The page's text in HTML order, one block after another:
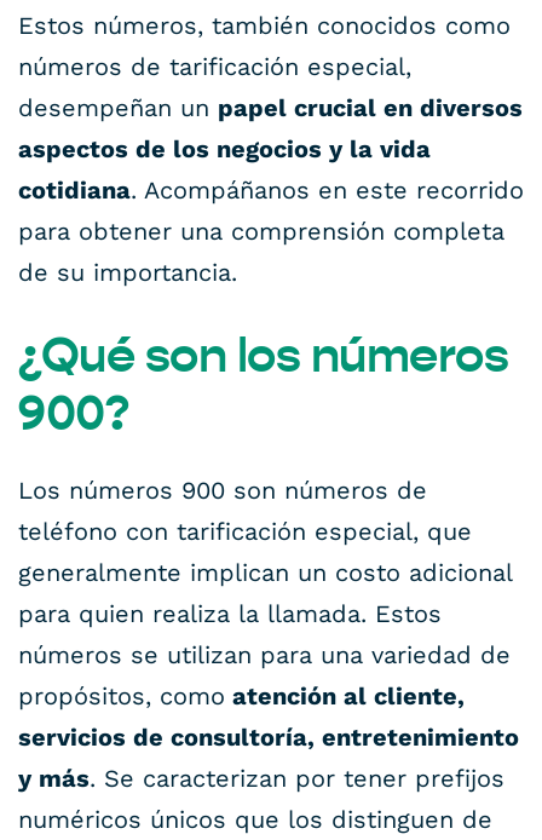
Estos números, también conocidos como
números de tarificación especial,
desempeñan un papel crucial en diversos
aspectos de los negocios y la vida
cotidiana. Acompáñanos en este recorrido
para obtener una comprensión completa
de su importancia.
¿Qué son los números
900?
Los números 900 son números de
teléfono con tarificación especial, que
generalmente implican un costo adicional
para quien realiza la llamada. Estos
números se utilizan para una variedad de
propósitos, como atención al cliente,
servicios de consultoría, entretenimiento
y más. Se caracterizan por tener prefijos
numéricos únicos que los distinguen de